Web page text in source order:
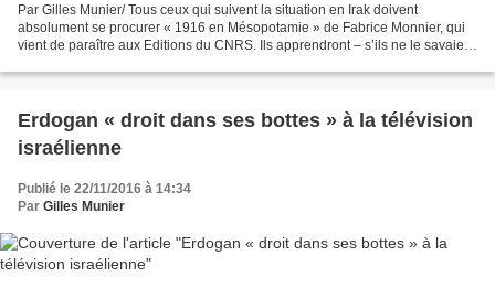
Par Gilles Munier/ Tous ceux qui suivent la situation en Irak doivent
absolument se procurer « 1916 en Mésopotamie » de Fabrice Monnier, qui
vient de paraître aux Editions du CNRS. Ils apprendront – s’ils ne le savaient
Erdogan « droit dans ses bottes » à la télévision
israélienne
Publié le 22/11/2016 à 14:34
Par Gilles Munier